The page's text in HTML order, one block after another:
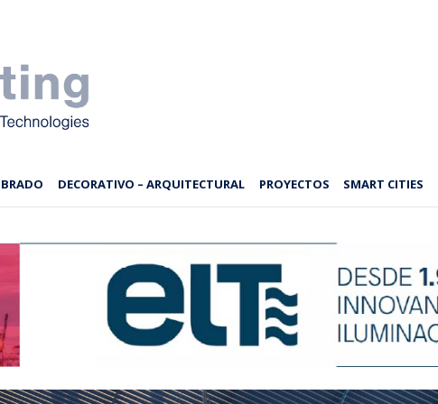
DECORATIVO – ARQUITECTURAL PROYECTOS SMART CITIES